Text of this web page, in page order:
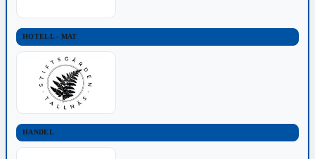
HOTELL - MAT
HANDEL